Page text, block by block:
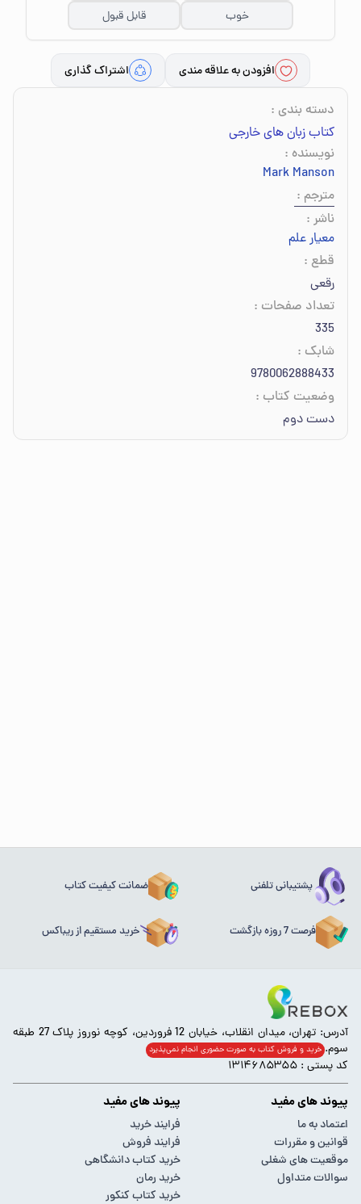
خوب
قابل قبول
افزودن به علاقه مندی اشتراک گذاری
دسته بندی :
کتاب زبان های خارجی
نویسنده :
Mark Manson
مترجم :
ناشر :
معیار علم
قطع :
رقعی
تعداد صفحات :
335
شابک :
9780062888433
وضعیت کتاب :
دست دوم
پشتیبانی تلفنی ضمانت کیفیت کتاب
فرصت 7 روزه بازگشت خرید مستقیم از ریباکس
آدرس: تهران، میدان انقلاب، خیابان 12 فروردین، کوچه نوروز پلاک 27 طبقه
سوم. خرید و فروش کتاب به صورت حضوری انجام‌ نمی‌پذیرد
کد پستی : ۱۳۱۴۶۸۵۳۵۵
پیوند های مفید
اعتماد به ما
قوانین و مقررات
موقعیت های شغلی
سوالات متداول
پیوند های مفید
فرایند خرید
فرایند فروش
خرید کتاب دانشگاهی
خرید رمان
خرید کتاب کنکور